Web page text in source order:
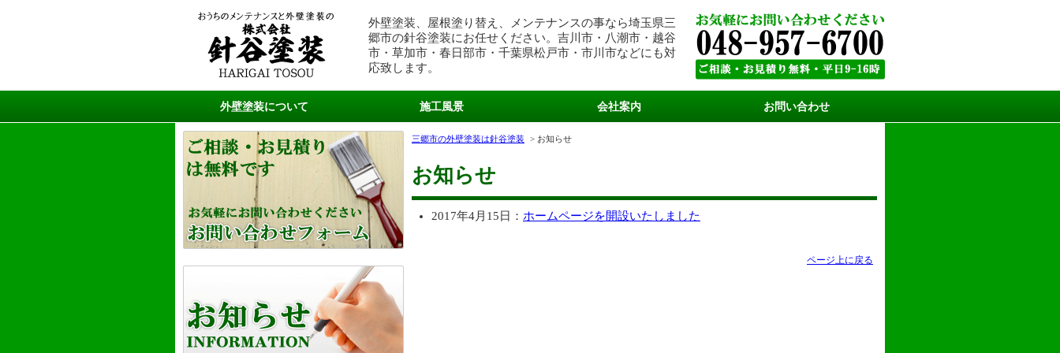
外壁塗装、屋根塗り替え、メンテナンスの事なら埼玉県三
郷市の針谷塗装にお任せください。吉川市・八潮市・越谷
市・草加市・春日部市・千葉県松戸市・市川市などにも対
応致します。
外壁塗装について 施工風景 会社案内 お問い合わせ
三郷市の外壁塗装は針谷塗装 お知らせ
お知らせ
2017年4月15日： ホームページを開設いたしました
ページ上に戻る